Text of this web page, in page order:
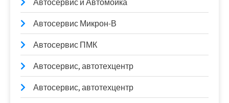
Автосервис и Автомойка
Автосервис Микрон-В
Автосервис ПМК
Автосервис, автотехцентр
Автосервис, автотехцентр